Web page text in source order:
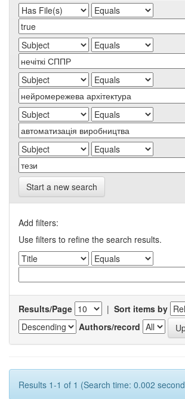
Start a new search
Add filters:
Use filters to refine the search results.
Results/Page | Sort items by
Authors/record
Results 1-1 of 1 (Search time: 0.002